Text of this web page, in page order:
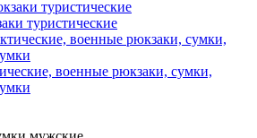
туристические
военные рюкзаки, сумки,